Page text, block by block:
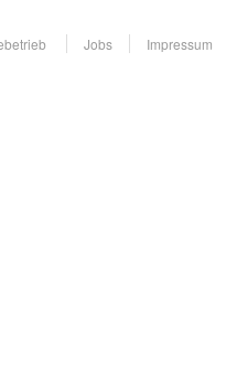
Jobs
Impressum